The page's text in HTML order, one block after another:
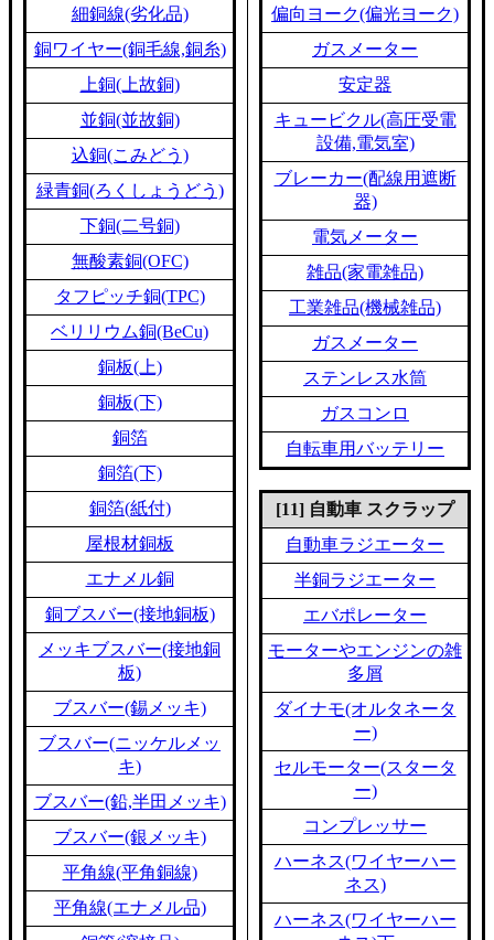
細銅線(劣化品)
銅ワイヤー(銅毛線,銅糸)
上銅(上故銅)
並銅(並故銅)
込銅(こみどう)
緑青銅(ろくしょうどう)
下銅(二号銅)
無酸素銅(OFC)
タフピッチ銅(TPC)
ベリリウム銅(BeCu)
銅板(上)
銅板(下)
銅箔
銅箔(下)
銅箔(紙付)
屋根材銅板
エナメル銅
銅ブスバー(接地銅板)
メッキブスバー(接地銅
板)
ブスバー(錫メッキ)
ブスバー(ニッケルメッ
キ)
ブスバー(鉛,半田メッキ)
ブスバー(銀メッキ)
平角線(平角銅線)
平角線(エナメル品)
偏向ヨーク(偏光ヨーク)
ガスメーター
安定器
キュービクル(高圧受電
設備,電気室)
ブレーカー(配線用遮断
器)
電気メーター
雑品(家電雑品)
工業雑品(機械雑品)
ガスメーター
ステンレス水筒
ガスコンロ
自転車用バッテリー
[11] 自動車 スクラップ
自動車ラジエーター
半銅ラジエーター
エバポレーター
モーターやエンジンの雑
多屑
ダイナモ(オルタネータ
ー)
セルモーター(スタータ
ー)
コンプレッサー
ハーネス(ワイヤーハー
ネス)
ハーネス(ワイヤーハー